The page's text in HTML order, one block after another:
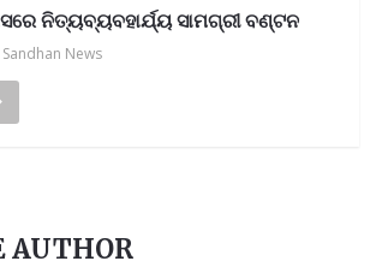
ନିତ୍ୟବ୍ୟବହାର୍ଯ୍ୟ ସାମଗ୍ରୀ ବଣ୍ଟନ
Sandhan News
AUTHOR